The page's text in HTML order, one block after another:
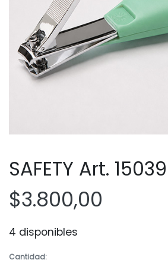
SAFETY Art. 15039
$3.800,00
4 disponibles
Cantidad: